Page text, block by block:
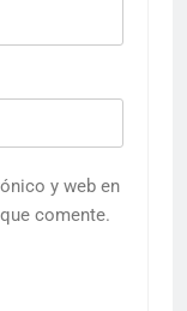
y web en
comente.